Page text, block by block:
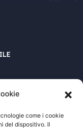
come i cookie
del dispositivo. Il